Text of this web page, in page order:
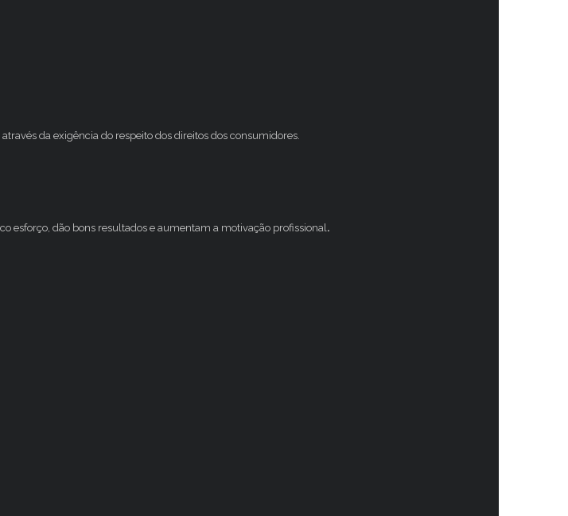
da exigência do respeito dos direitos dos consumidores.
esforço, dão bons resultados e aumentam a motivação profissional.